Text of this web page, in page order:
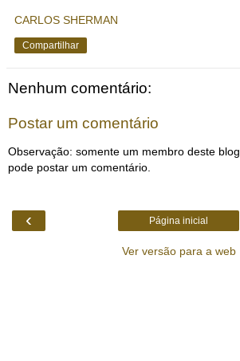
CARLOS SHERMAN
Compartilhar
Nenhum comentário:
Postar um comentário
Observação: somente um membro deste blog
pode postar um comentário.
‹ Página inicial
Ver versão para a web